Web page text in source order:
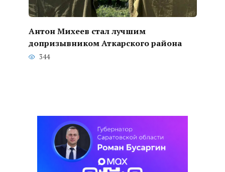
Антон Михеев стал лучшим
допризывником Аткарского района
344